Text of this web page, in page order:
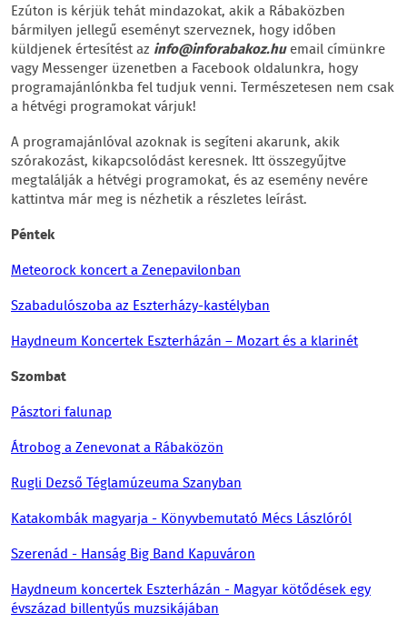
Ezúton is kérjük tehát mindazokat, akik a Rábaközben
bármilyen jellegű eseményt szerveznek, hogy időben
küldjenek értesítést az info@inforabakoz.huemail címünkre
vagy Messenger üzenetben a Facebook oldalunkra, hogy
programajánlónkba fel tudjuk venni. Természetesen nem csak
a hétvégi programokat várjuk!
A programajánlóval azoknak is segíteni akarunk, akik
szórakozást, kikapcsolódást keresnek. Itt összegyűjtve
megtalálják a hétvégi programokat, és az esemény nevére
kattintva már meg is nézhetik a részletes leírást.
Péntek
Meteorock koncert a Zenepavilonban
Szabadulószoba az Eszterházy-kastélyban
Haydneum Koncertek Eszterházán – Mozart és a klarinét
Szombat
Pásztori falunap
Átrobog a Zenevonat a Rábaközön
Rugli Dezső Téglamúzeuma Szanyban
Katakombák magyarja - Könyvbemutató Mécs Lászlóról
Szerenád - Hanság Big Band Kapuváron
Haydneum koncertek Eszterházán - Magyar kötődések egy
évszázad billentyűs muzsikájában